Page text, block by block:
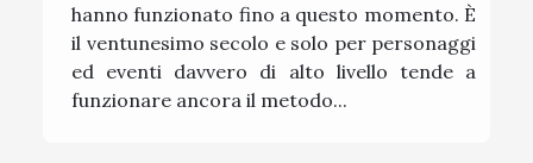
hanno funzionato fino a questo momento. È
il ventunesimo secolo e solo per personaggi
ed eventi davvero di alto livello tende a
funzionare ancora il metodo...